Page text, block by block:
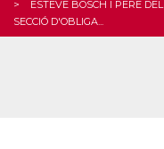
ESTEVE BOSCH I PERE
SECCIÓ D'OBLIGA...